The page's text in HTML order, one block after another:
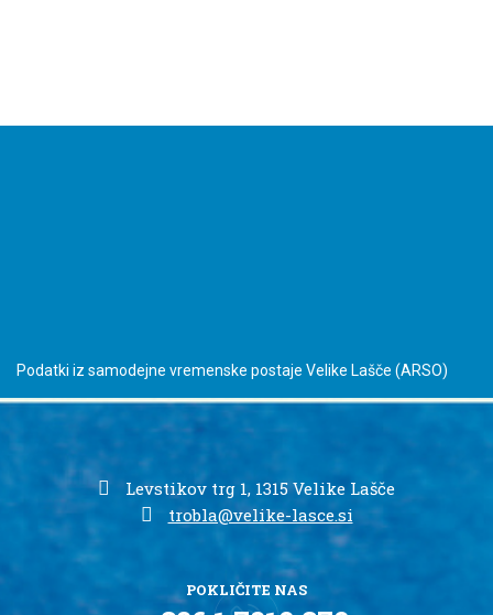
Podatki iz samodejne vremenske postaje Velike Lašče (ARSO)
Levstikov trg 1, 1315 Velike Lašče
trobla@velike-lasce.si
POKLIČITE NAS